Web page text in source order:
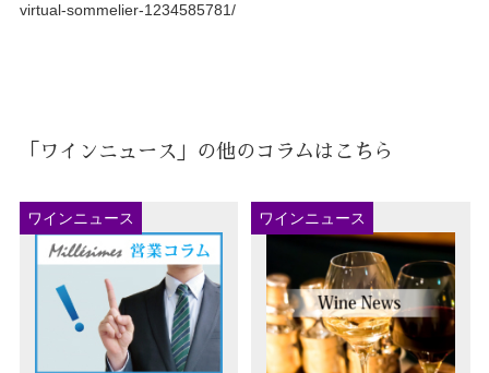
virtual-sommelier-1234585781/
「ワインニュース」の他のコラムはこちら
ワインニュース ワインニュース